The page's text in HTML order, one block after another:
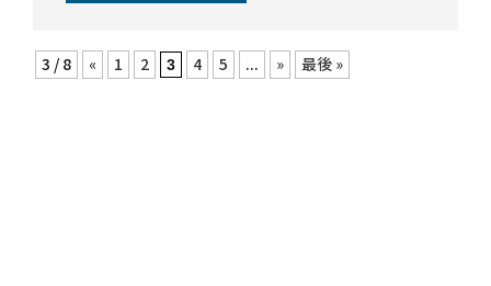
3 / 8 « 1 2 3 4 5 ... » 最後 »